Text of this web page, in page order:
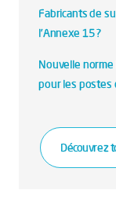
Fabricants de
l’Annexe 15 ?
Nouvelle
pour les postes
Découvrez